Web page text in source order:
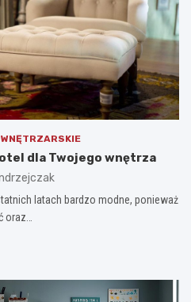
dla Twojego wnętrza
latach bardzo modne, ponieważ